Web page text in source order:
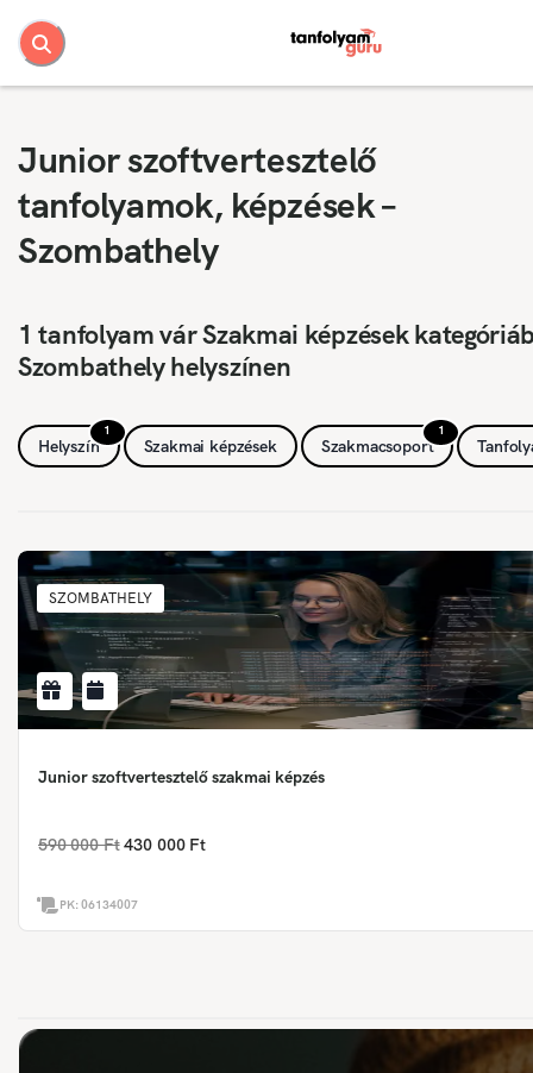
Junior szoftvertesztelő
tanfolyamok, képzések –
Szombathely
1 tanfolyam vár Szakmai képzések
Szombathely helyszínen
1
Helyszín Szakmai képzések
1
Szakmacsoport
SZOMBATHELY
Junior szoftvertesztelő szakmai képzés
590 000 Ft 430 000 Ft
PK:06134007